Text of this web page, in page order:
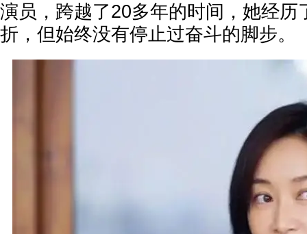
演员，跨越了20多年的时间，她经历
折，但始终没有停止过奋斗的脚步。